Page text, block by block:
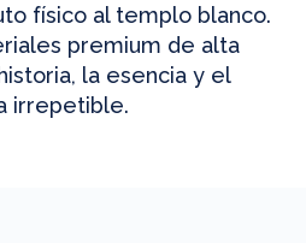
físico al templo blanco.
premium de alta
la esencia y el
irrepetible.